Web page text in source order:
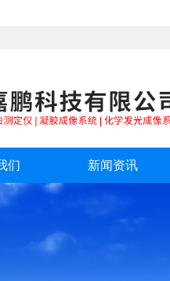
们 新闻资讯